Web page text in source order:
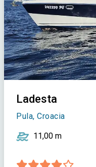
Ladesta
Pula, Croacia
11,00 m